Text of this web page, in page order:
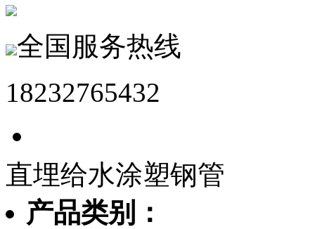
全国服务热线
18232765432
直埋给水涂塑钢管
产品类别：